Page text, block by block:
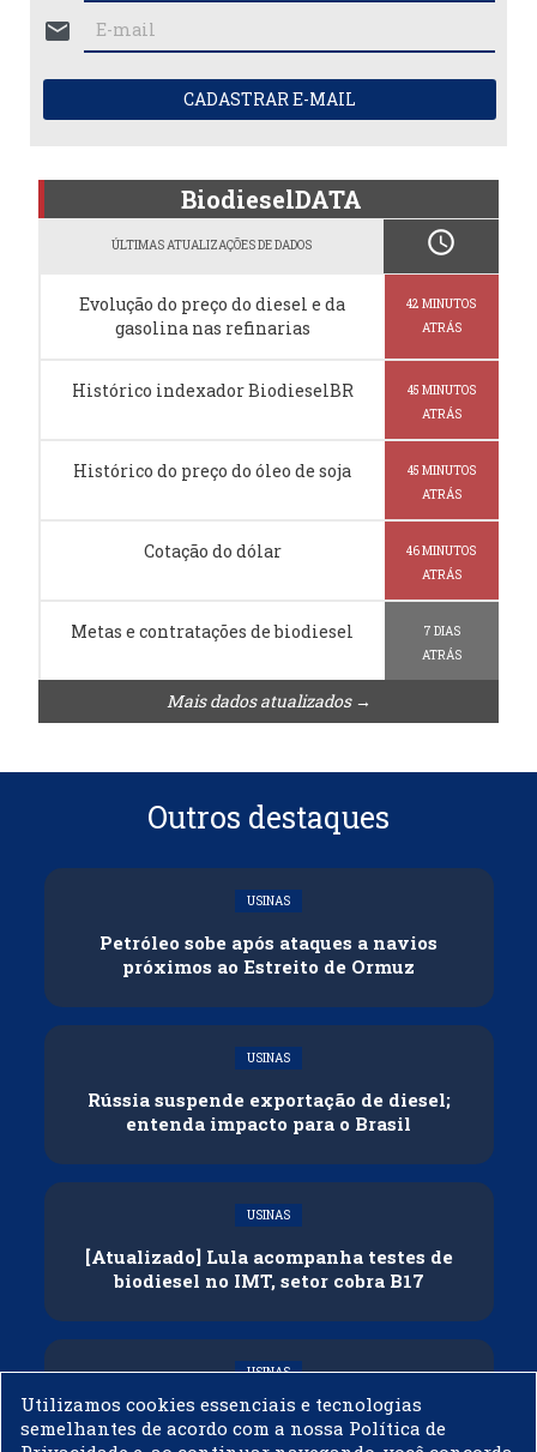
mail
CADASTRAR E-MAIL
BiodieselDATA
ÚLTIMAS ATUALIZAÇÕES DE DADOS schedule
Evolução do preço do diesel e da
gasolina nas refinarias
42 MINUTOS
ATRÁS
Histórico indexador BiodieselBR
45 MINUTOS
ATRÁS
Histórico do preço do óleo de soja
45 MINUTOS
ATRÁS
Cotação do dólar
46 MINUTOS
ATRÁS
Metas e contratações de biodiesel
7 DIAS
ATRÁS
Mais dados atualizados →
Outros destaques
USINAS
Petróleo sobe após ataques a navios
próximos ao Estreito de Ormuz
USINAS
Rússia suspende exportação de diesel;
entenda impacto para o Brasil
USINAS
[Atualizado] Lula acompanha testes de
biodiesel no IMT, setor cobra B17
USINAS
Governo adia reunião sobre mistura de
etanol na gasolina
Utilizamos cookies essenciais e tecnologias
semelhantes de acordo com a nossa Política de